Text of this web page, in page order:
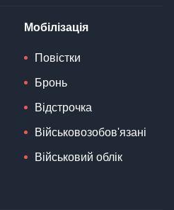
Мобілізація
Повістки
Бронь
Відстрочка
Військовозобов'язані
Військовий облік